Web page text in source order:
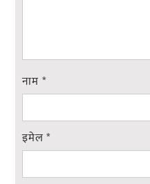
नाम *
इमेल*